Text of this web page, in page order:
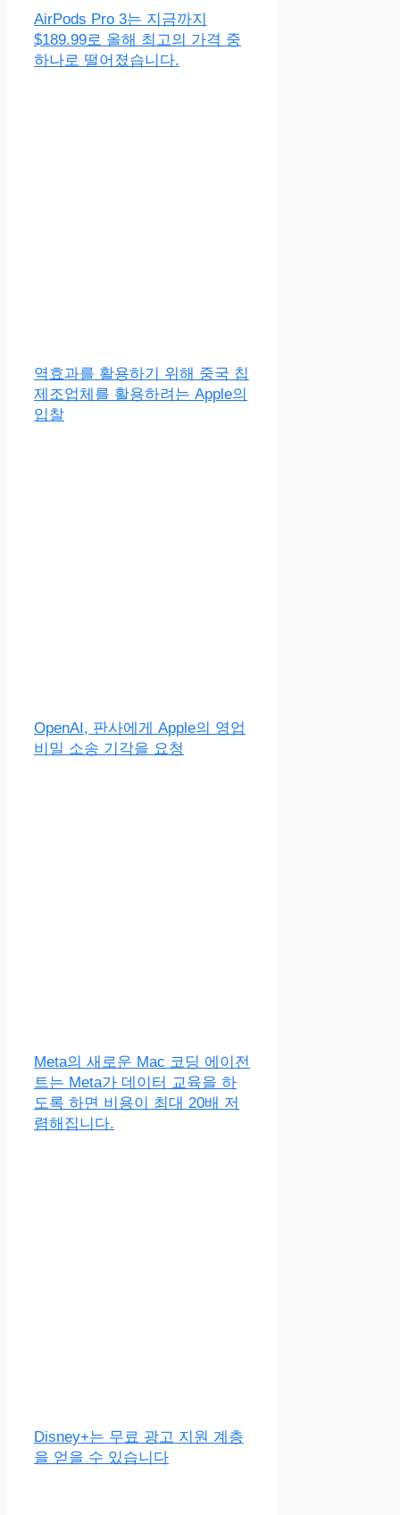
AirPods Pro 3는 지금까지
$189.99로 올해 최고의 가격 중
하나로 떨어졌습니다.
역효과를 활용하기 위해 중국 칩
제조업체를 활용하려는 Apple의
입찰
OpenAI, 판사에게 Apple의 영업
비밀 소송 기각을 요청
Meta의 새로운 Mac 코딩 에이전
트는 Meta가 데이터 교육을 하
도록 하면 비용이 최대 20배 저
렴해집니다.
Disney+는 무료 광고 지원 계층
을 얻을 수 있습니다